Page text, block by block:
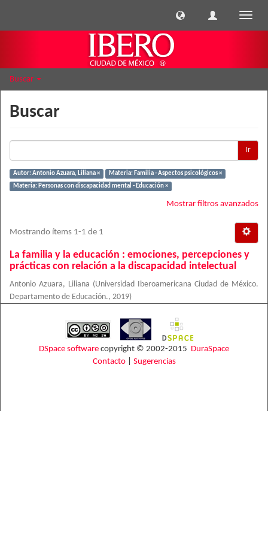
Buscar
Buscar
Ir
Autor: Antonio Azuara, Liliana ×
Materia: Familia - Aspectos psicológicos ×
Materia: Personas con discapacidad mental - Educación ×
Mostrar filtros avanzados
Mostrando ítems 1-1 de 1
La familia y la educación : emociones, percepciones y
prácticas con relación a la discapacidad intelectual
Antonio Azuara, Liliana (Universidad Iberoamericana Ciudad de México.
Departamento de Educación., 2019)
DSpace software copyright © 2002-2015 DuraSpace
Contacto| Sugerencias